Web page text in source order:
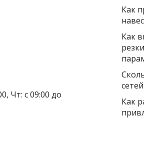
Чт: с 09:00 до
Как
Как
Как